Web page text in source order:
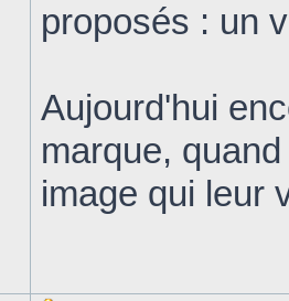
proposés : un
Aujourd'hui
marque,
image qui leur